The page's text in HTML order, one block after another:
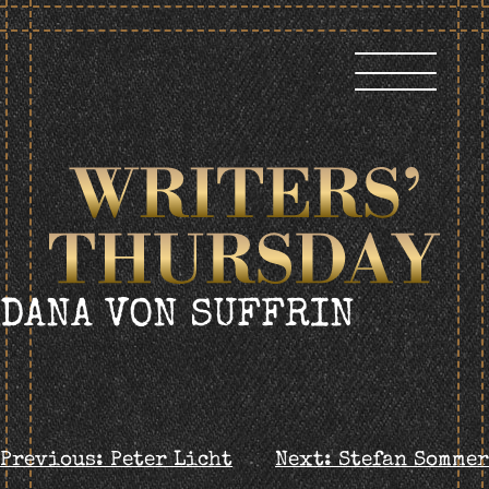
Skip
to
content
DANA VON SUFFRIN
BEITRAGS-
Previous: Peter Licht Next: Stefan Sommer